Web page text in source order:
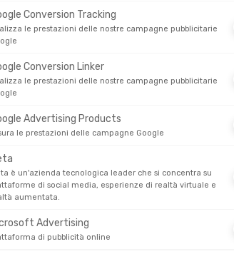
segno. Il primo rifugio della giornata, il
che si perde nell’immensità del
aggirare la montagna e di evitare una salita
Noire e le Grandes Jorasses
magnifico, anche se oggi più frequentato. Dopo la
rifugio o, perché no, sull’erba. Qui l’esigenza
famoso Grand Col Ferret, il punto più alto del
poi per il rifugio Elena, da cui si gode
Jorasses. L’
ascesa al Grand Col Ferret
vista muscolare.
Se invece il tempo peggiora (come spesso
il paesaggio verdeggiante del terzo
da pastore, che qui non sono mai lontani dalle